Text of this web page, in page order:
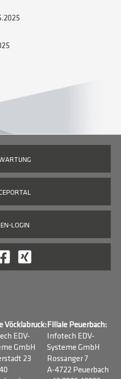
LOGIN
Vöcklabruck:
EDV-
GmbH
23
Filiale Peuerbach:
Infotech EDV-
Systeme GmbH
Rossanger 7
A-4722 Peuerbach